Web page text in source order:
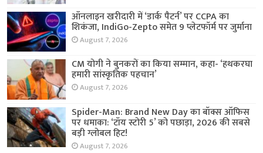
ऑनलाइन खरीदारी में ‘डार्क पैटर्न’ पर CCPA का
शिकंजा, IndiGo-Zepto समेत 9 प्लेटफॉर्म पर जुर्माना
August 7, 2026
CM योगी ने बुनकरों का किया सम्मान, कहा- ‘हथकरघा
हमारी सांस्कृतिक पहचान’
August 7, 2026
Spider-Man: Brand New Day का बॉक्स ऑफिस
पर धमाका: ‘टॉय स्टोरी 5’ को पछाड़ा, 2026 की सबसे
बड़ी ग्लोबल हिट!
August 7, 2026